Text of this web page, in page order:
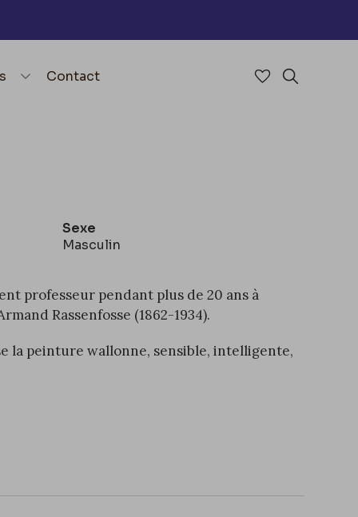
Contact Accéder à
Sexe
Masculin
professeur pendant plus de 20 ans à
Rassenfosse (1862-1934).
la peinture wallonne, sensible, intelligente,